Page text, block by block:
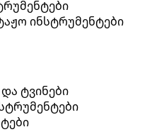
ინსტრუმენტები
ტვინები